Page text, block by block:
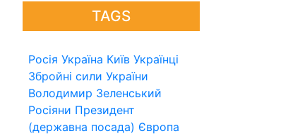
TAGS
Росія Україна Київ Українці
Збройні сили України
Володимир Зеленський
Росіяни Президент
(державна посада) Європа